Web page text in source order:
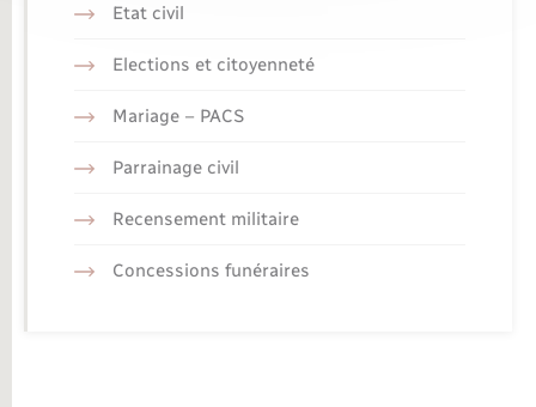
Etat civil
Elections et citoyenneté
Mariage – PACS
Parrainage civil
Recensement militaire
Concessions funéraires